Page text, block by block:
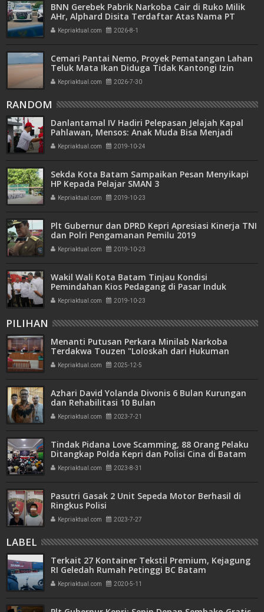
BNN Gerebek Pabrik Narkoba Cair di Ruko Milik
AHr, Alphard Disita Terdaftar Atas Nama PT
Mitra Usaha Properti
Kepriaktual.com 2026-8-1
Cemari Pantai Nemo, Proyek Pematangan Lahan
Teluk Mata Ikan Diduga Tidak Kantongi Izin
Amdal
Kepriaktual.com 2026-7-30
RANDOM
Danlantamal IV Hadiri Pelepasan Jelajah Kapal
Pahlawan, Mensos: Anak Muda Bisa Menjadi
Pahlawan Masa Kini
Kepriaktual.com 2019-10-24
Sekda Kota Batam Sampaikan Pesan Menyikapi
HP Kepada Pelajar SMAN 3
Kepriaktual.com 2019-10-23
Plt Gubernur dan DPRD Kepri Apresiasi Kinerja TNI
dan Polri Pengamanan Pemilu 2019
Kepriaktual.com 2019-10-23
Wakil Wali Kota Batam Tinjau Kondisi
Pemindahan Kios Pedagang di Pasar Induk
Kepriaktual.com 2019-10-23
PILIHAN
Menanti Putusan Perkara Minilab Narkoba
Terdakwa Touzen "Loloskah dari Hukuman
Seumur Hidup atau Mati"
Kepriaktual.com 2025-12-5
Azhari David Yolanda Divonis 6 Bulan Kurungan
dan Rehabilitasi 10 Bulan
Kepriaktual.com 2023-7-21
Tindak Pidana Love Scamming, 88 Orang Pelaku
Ditangkap Polda Kepri dan Polisi Cina di Batam
Kepriaktual.com 2023-8-31
Pasutri Gasak 2 Unit Sepeda Motor Berhasil di
Ringkus Polisi
Kepriaktual.com 2023-7-27
LABEL
Terkait 27 Kontainer Tekstil Premium, Kejagung
RI Geledah Rumah Petinggi BC Batam
Kepriaktual.com 2020-5-11